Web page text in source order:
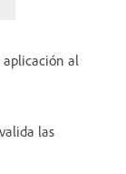
aplicación al
las